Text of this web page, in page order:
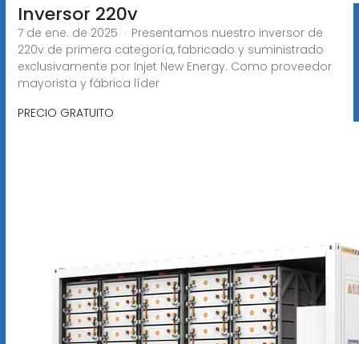
Inversor 220v
7 de ene. de 2025 · Presentamos nuestro inversor de
220v de primera categoría, fabricado y suministrado
exclusivamente por Injet New Energy. Como proveedor
mayorista y fábrica líder
PRECIO GRATUITO